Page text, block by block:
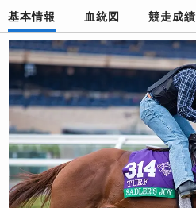
基本情報 血統図 競走成績